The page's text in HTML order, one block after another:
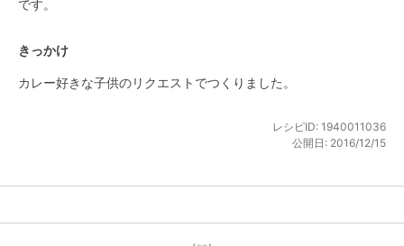
です。
きっかけ
カレー好きな子供のリクエストでつくりました。
レシピID: 1940011036
公開日: 2016/12/15